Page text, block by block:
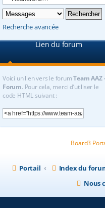
Recherche avancée
Lien du forum
Voici un lien vers le forumTeam AAZ
Forum. Pour cela, merci d’utiliser le
code HTML suivant :
Board3
Portail Index du
Nous